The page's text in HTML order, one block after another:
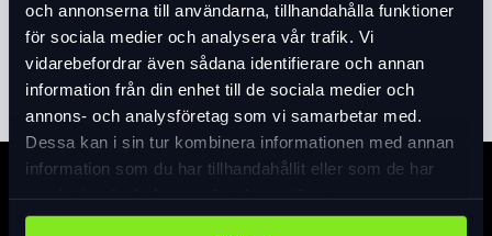
och annonserna till användarna, tillhandahålla funktioner
för sociala medier och analysera vår trafik. Vi
vidarebefordrar även sådana identifierare och annan
information från din enhet till de sociala medier och
annons- och analysföretag som vi samarbetar med.
Dessa kan i sin tur kombinera informationen med annan
information som du har tillhandahållit eller som de har
Läs merexpand_more
Specifikation